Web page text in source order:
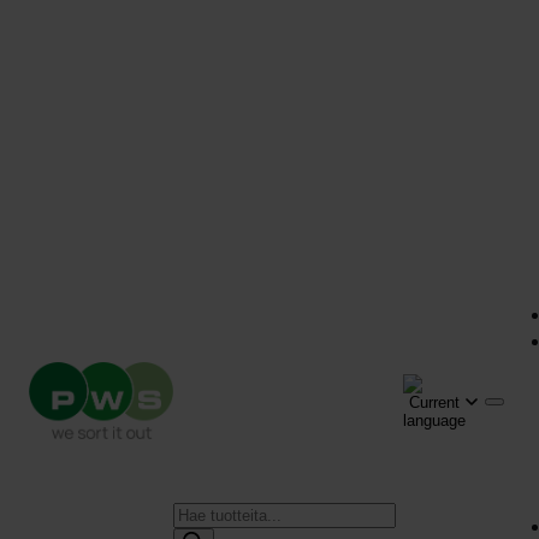
Products